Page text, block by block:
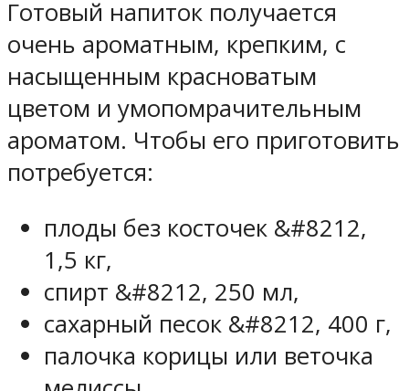
Готовый напиток получается
очень ароматным, крепким, с
насыщенным красноватым
цветом и умопомрачительным
ароматом. Чтобы его приготовить
потребуется:
плоды без косточек &#8212,
1,5 кг,
спирт &#8212, 250 мл,
сахарный песок &#8212, 400 г,
палочка корицы или веточка